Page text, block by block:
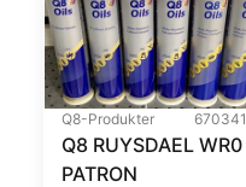
Q8-Produkter 670341
Q8 RUYSDAEL WR0
PATRON